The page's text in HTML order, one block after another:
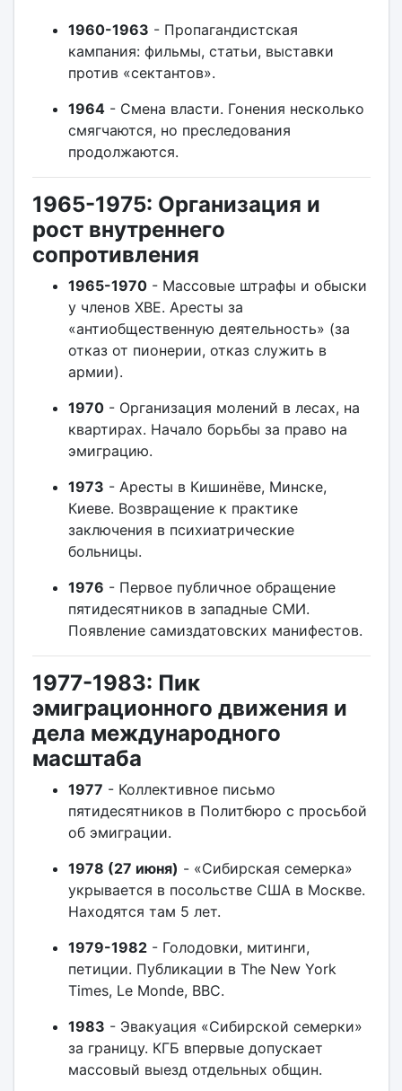
1960-1963 - Пропагандистская
кампания: фильмы, статьи, выставки
против «сектантов».
1964- Смена власти. Гонения несколько
смягчаются, но преследования
продолжаются.
1965-1975: Организация и
рост внутреннего
сопротивления
1965-1970- Массовые штрафы и обыски
у членов ХВЕ. Аресты за
«антиобщественную деятельность» (за
отказ от пионерии, отказ служить в
армии).
1970- Организация молений в лесах, на
квартирах. Начало борьбы за право на
эмиграцию.
1973 - Аресты в Кишинёве, Минске,
Киеве. Возвращение к практике
заключения в психиатрические
больницы.
1976 - Первое публичное обращение
пятидесятников в западные СМИ.
Появление самиздатовских манифестов.
1977-1983: Пик
эмиграционного движения и
дела международного
масштаба
1977 - Коллективное письмо
пятидесятников в Политбюро с просьбой
об эмиграции.
1978 (27 июня) - «Сибирская семерка»
укрывается в посольстве США в Москве.
Находятся там 5 лет.
1979-1982- Голодовки, митинги,
петиции. Публикации в The New York
Times, Le Monde, BBC.
1983 - Эвакуация «Сибирской семерки»
за границу. КГБ впервые допускает
массовый выезд отдельных общин.